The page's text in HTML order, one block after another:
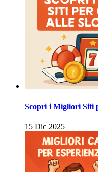
Scopri i Migliori Siti
15 Dic 2025